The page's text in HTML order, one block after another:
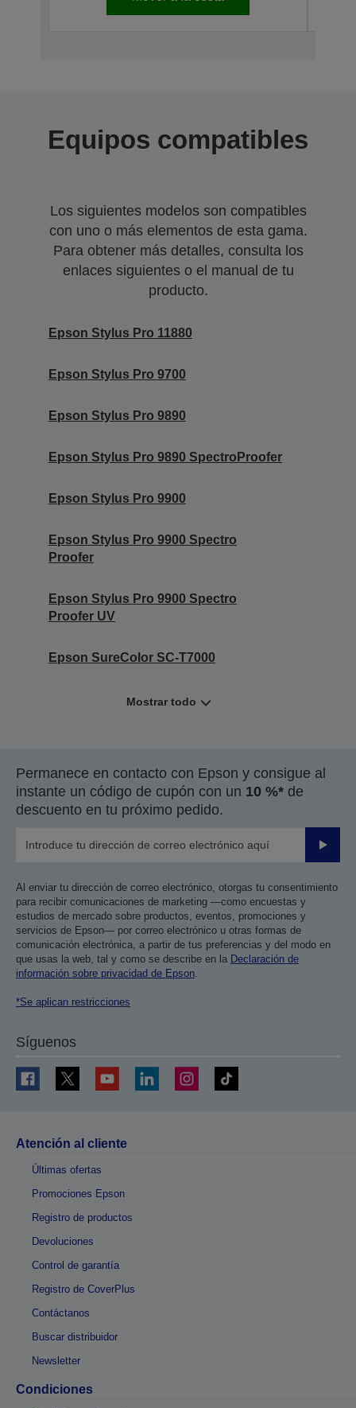
Equipos compatibles
Los siguientes modelos son compatibles
con uno o más elementos de esta gama.
Para obtener más detalles, consulta los
enlaces siguientes o el manual de tu
producto.
Epson Stylus Pro 11880
Epson Stylus Pro 9700
Epson Stylus Pro 9890
Epson Stylus Pro 9890 SpectroProofer
Epson Stylus Pro 9900
Epson Stylus Pro 9900 Spectro
Proofer
Epson Stylus Pro 9900 Spectro
Proofer UV
Epson SureColor SC-T7000
Mostrar todo
Permanece en contacto con Epson y consigue al
instante un código de cupón con un 10 %* de
descuento en tu próximo pedido.
Enviar
Al enviar tu dirección de correo electrónico, otorgas tu consentimiento
para recibir comunicaciones de marketing —como encuestas y
estudios de mercado sobre productos, eventos, promociones y
servicios de Epson— por correo electrónico u otras formas de
comunicación electrónica, a partir de tus preferencias y del modo en
que usas la web, tal y como se describe en la Declaración de
información sobre privacidad de Epson
*Se aplican restricciones
Síguenos
Atención al cliente
Últimas ofertas
Promociones Epson
Registro de productos
Devoluciones
Control de garantía
Registro de CoverPlus
Contáctanos
Buscar distribuidor
Newsletter
Condiciones